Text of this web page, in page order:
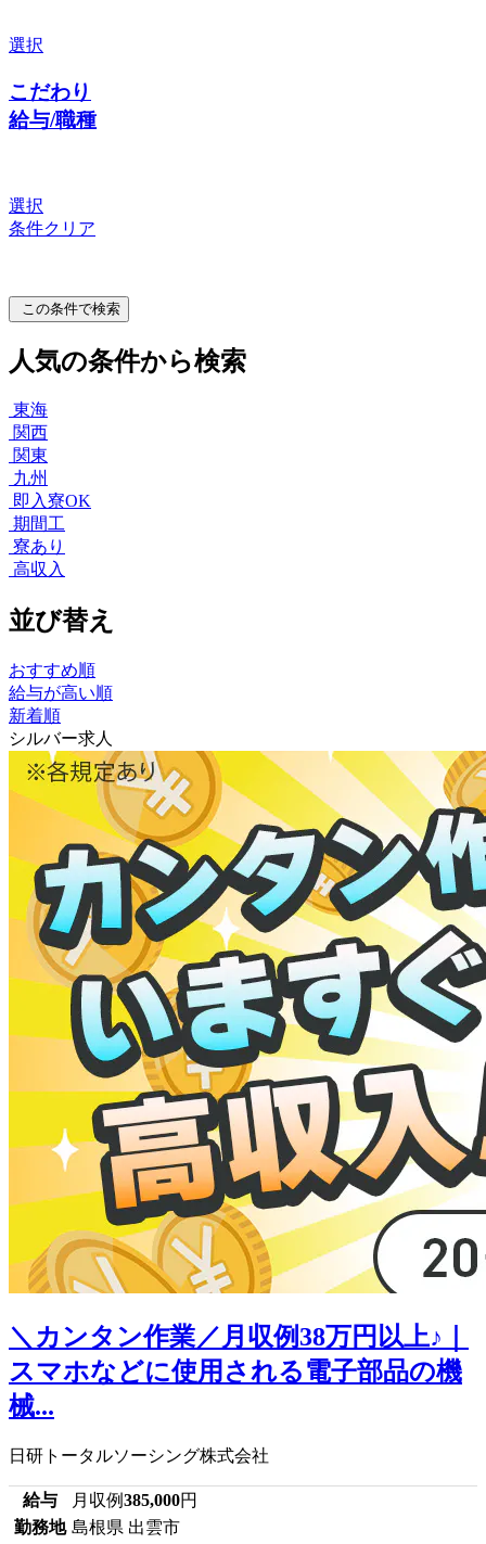
選択
こだわり
給与/職種
選択
条件クリア
この条件で検索
人気の条件から検索
東海
関西
関東
九州
即入寮OK
期間工
寮あり
高収入
並び替え
おすすめ順
給与が高い順
新着順
シルバー求人
＼カンタン作業／月収例38万円以上♪｜
スマホなどに使用される電子部品の機
械...
日研トータルソーシング株式会社
給与 月収例385,000円
勤務地 島根県 出雲市